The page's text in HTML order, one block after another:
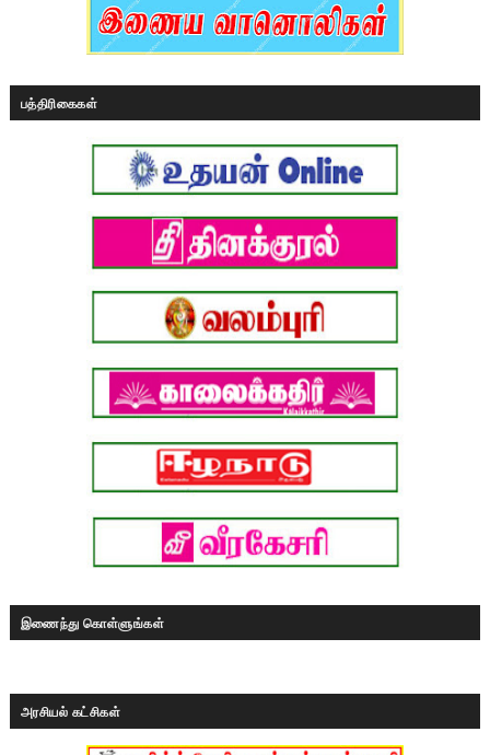
பத்திரிகைகள்
இணைந்து கொள்ளுங்கள்
அரசியல் கட்சிகள்